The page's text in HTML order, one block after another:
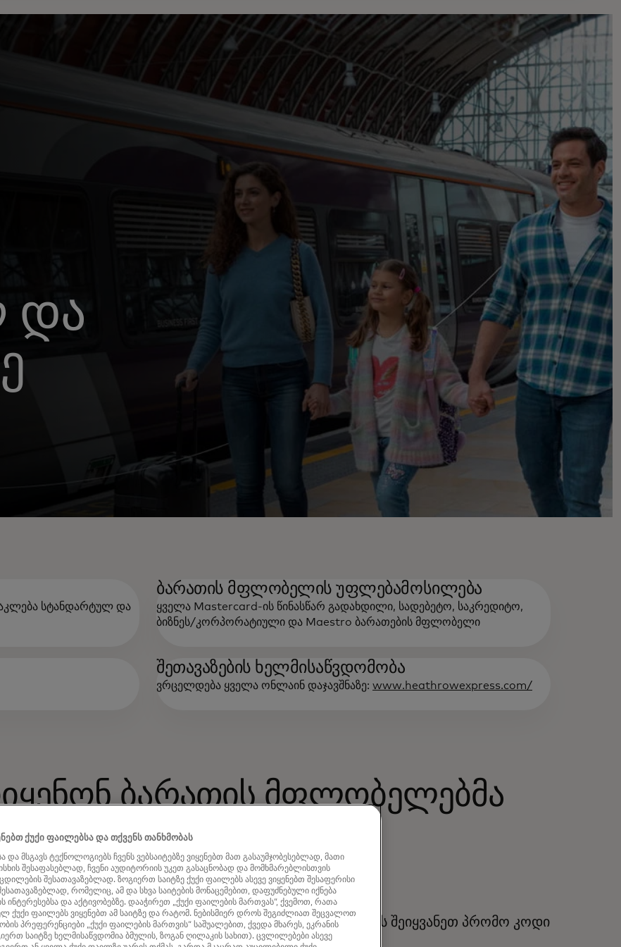
და
სტანდარტულ და
ბარათის მფლობელის უფლებამოსილება
ყველა Mastercard-ის წინასწარ გადახდილი, სადებეტო, საკრედიტო,
ბიზნეს/კორპორატიული და Maestro ბარათების მფლობელი
შეთავაზების ხელმისაწვდომობა
ვრცელდება ყველა ონლაინ დაჯავშნაზე: www.heathrowexpress.com/
ბარათის მფლობელებმა
შეთავაზება
www.heathrowexpress.com-ს და შეკვეთის გაფორმებისას შეიყვანეთ პრომო კოდი
MCARD26.
ქუქი ფაილებსა და თქვენს თანხმობას
და მსგავს ტექნოლოგიებს ჩვენს ვებსაიტებზე ვიყენებთ მათ გასაუმჯობესებლად, მათი
შესაფასებლად, ჩვენი აუდიტორიის უკეთ გასაცნობად და მომხმარებლისთვის
შესათავაზებლად. ზოგიერთ საიტზე ქუქი ფაილებს ასევე ვიყენებთ შესაფერისი
რომელიც, ამ და სხვა საიტების მონაცემებით, დაფუძნებული იქნება
ინტერესებსა და აქტივობებზე. დააჭირეთ „ქუქი ფაილების მართვას“, ქვემოთ, რათა
ქუქი ფაილებს ვიყენებთ ამ საიტზე და რატომ. ნებისმიერ დროს შეგიძლიათ შეცვალოთ
პრეფერენციები „ქუქი ფაილების მართვის“ საშუალებით, ქვედა მხარეს, ეკრანის
საიტზე ხელმისაწვდომია ბმულის, ზოგან ღილაკის სახით). ცვლილებები ასევე